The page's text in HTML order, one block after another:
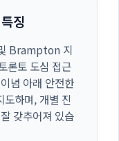
징
Brampton 지
론토 도심 접근
념 아래 안전한
하며, 개별 진
갖추어져 있습